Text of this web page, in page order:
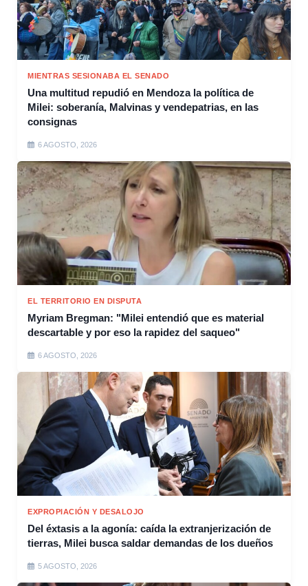
MIENTRAS SESIONABA EL SENADO
Una multitud repudió en Mendoza la política de
Milei: soberanía, Malvinas y vendepatrias, en las
consignas
6 AGOSTO, 2026
EL TERRITORIO EN DISPUTA
Myriam Bregman: "Milei entendió que es material
descartable y por eso la rapidez del saqueo"
6 AGOSTO, 2026
EXPROPIACIÓN Y DESALOJO
Del éxtasis a la agonía: caída la extranjerización de
tierras, Milei busca saldar demandas de los dueños
5 AGOSTO, 2026